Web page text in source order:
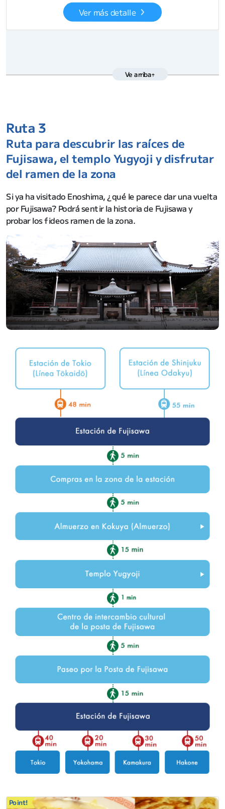
Ver más detalle
Ve arriba↑
Ruta 3
Ruta para descubrir las raíces de
Fujisawa, el templo Yugyoji y disfrutar
del ramen de la zona
Si ya ha visitado Enoshima, ¿qué le parece dar una vuelta
por Fujisawa? Podrá sentir la historia de Fujisawa y
probar los fideos ramen de la zona.
Point!